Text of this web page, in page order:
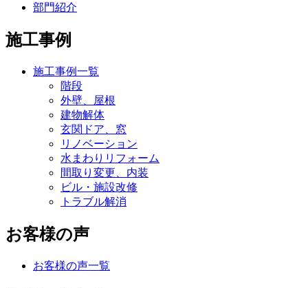
部門紹介
施工事例
施工事例一覧
階段
外壁、屋根
建物解体
玄関ドア、窓
リノベーション
水まわりリフォーム
間取り変更、内装
ビル・施設改修
トラブル解消
お客様の声
お客様の声一覧